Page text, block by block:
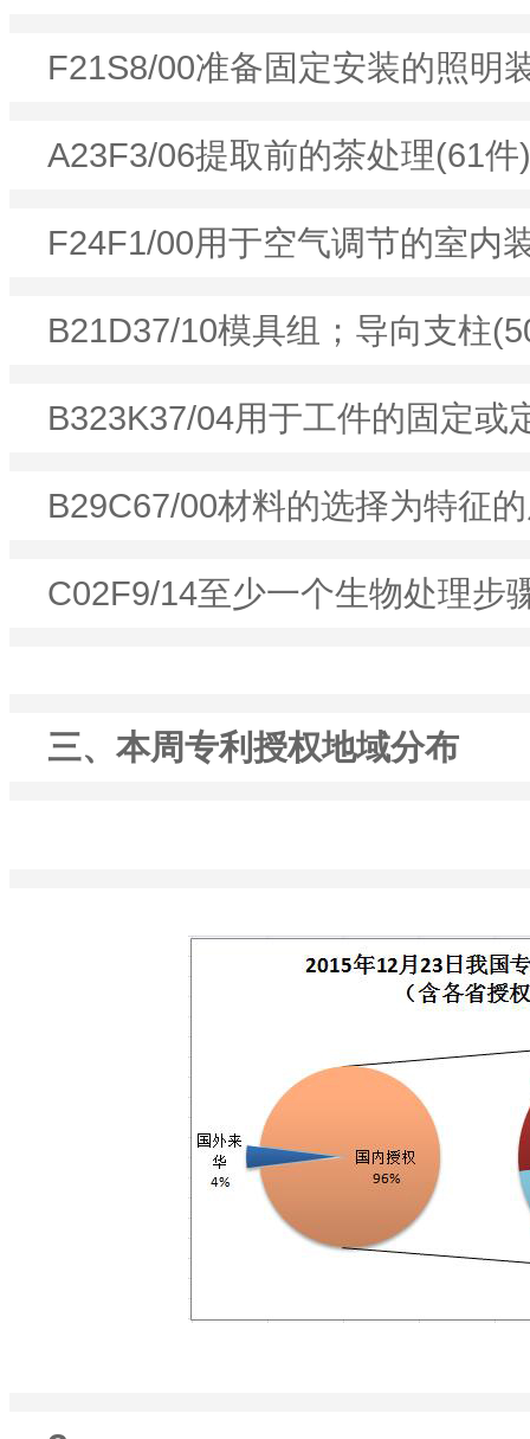
F21S8/00准备固定安装的照明
A23F3/06提取前的茶处理(61件)
F24F1/00用于空气调节的室内
B21D37/10模具组；导向支柱
B323K37/04用于工件的固定或
B29C67/00材料的选择为特征
C02F9/14至少一个生物处理步
三、本周专利授权地域分布